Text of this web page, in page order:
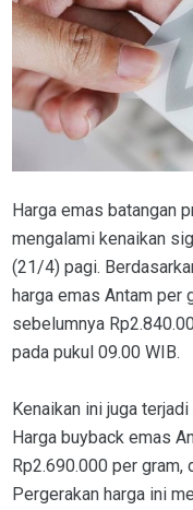
Harga emas batangan
mengalami kenaikan
(21/4) pagi.
harga emas Antam per
sebelumnya
pada pukul 09.00 WIB.
Kenaikan ini juga
Harga buyback emas
Rp2.690.000 per gram,
Pergerakan harga ini